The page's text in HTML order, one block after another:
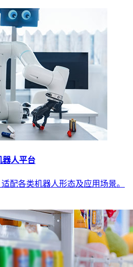
人平台
配各类机器人形态及应用场景。